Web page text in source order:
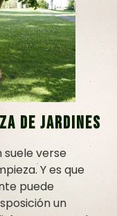
de jardines
suele verse
Y es que
puede
un